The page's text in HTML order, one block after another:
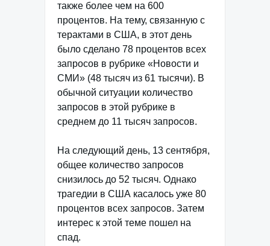
также более чем на 600
процентов. На тему, связанную с
терактами в США, в этот день
было сделано 78 процентов всех
запросов в рубрике «Новости и
СМИ» (48 тысяч из 61 тысячи). В
обычной ситуации количество
запросов в этой рубрике в
среднем до 11 тысяч запросов.
На следующий день, 13 сентября,
общее количество запросов
снизилось до 52 тысяч. Однако
трагедии в США касалось уже 80
процентов всех запросов. Затем
интерес к этой теме пошел на
спад.